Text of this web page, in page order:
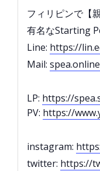
フィリピンで【
有名なStarting
Line: https://
Mail:
LP: https://
PV: https://
instagram:
twitter: https://